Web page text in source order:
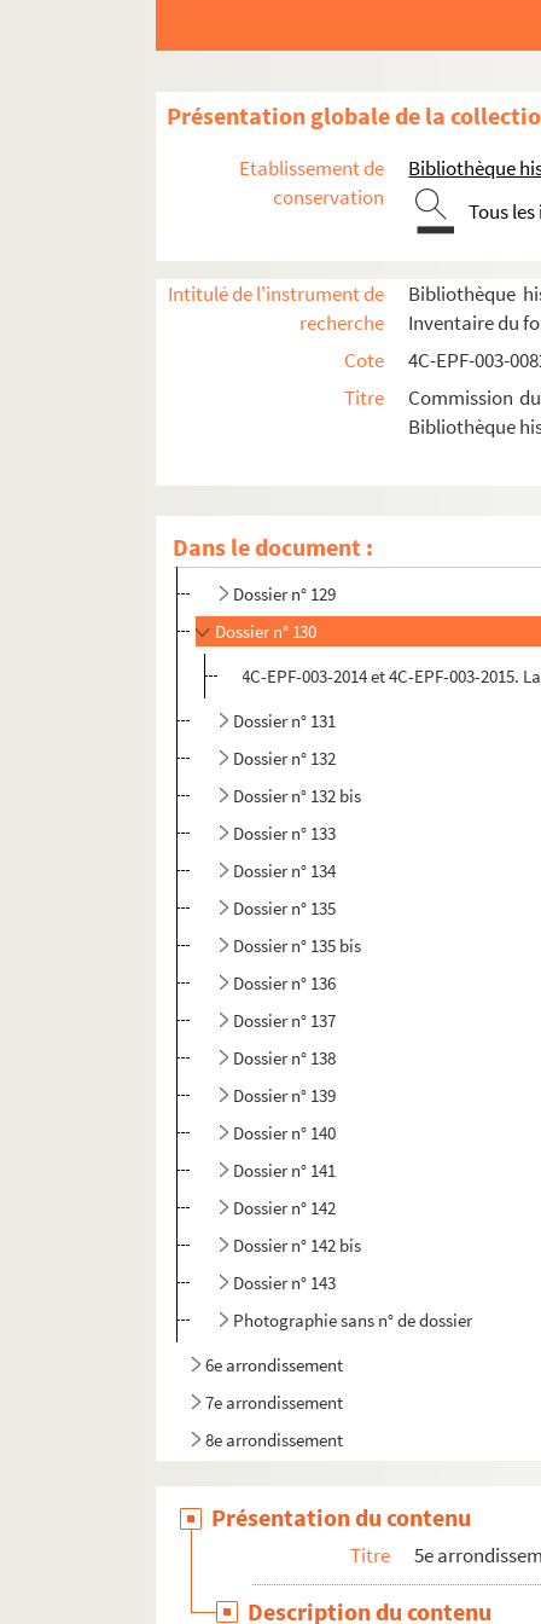
Présentation globale de la
Etablissement de
conservation
Bibliothèque
Tous
Intitulé de l'instrument de
recherche
Bibliothèque
Inventaire du
Cote
4C-EPF-003-
Titre
Commission
Bibliothèque
Dans le document :
Dossier n° 116
Dossier n° 118
Dossier n° 120
Dossier n° 121
Dossier n° 122
Dossier n° 126
Dossier n° 127
Dossier n° 128
Dossier n° 129
Dossier n° 130
4C-EPF-003-2014 et 4C-EPF-003-2015.
Dossier n° 131
Dossier n° 132
Dossier n° 132 bis
Dossier n° 133
Dossier n° 134
Dossier n° 135
Dossier n° 135 bis
Dossier n° 136
Dossier n° 137
Dossier n° 138
Dossier n° 139
Dossier n° 140
Dossier n° 141
Dossier n° 142
Dossier n° 142 bis
Dossier n° 143
Photographie sans n° de dossier
6e arrondissement
7e arrondissement
8e arrondissement
10e arrondissement
11e arrondissement
12e arrondissement
Présentation du contenu
Titre 5e
Description du contenu